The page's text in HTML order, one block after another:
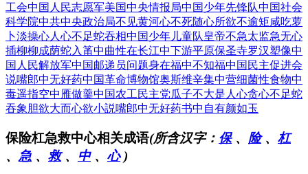
工会中国人民志愿军美国中央情报局中国少年先锋队中国社会
科学院中共中央政治局不见黄河心不死随心所欲不逾矩咸吃萝
卜淡操心人心不足蛇吞相中国少年儿童队皇帝不急太监急无心
插柳柳成荫蛇入筩中曲性在长江中下游平原保圣寺罗汉塑像中
国人民解放军中国邮递员问题身在福中不知福中国民主促进会
说嘴郎中无好药中国革命博物馆奥斯维辛集中营细菌性食物中
毒遥指空中雁做羹中国农工民主党瓜子不大是人心贪心不足蛇
吞象胆欲大而心欲小説嘴郎中无好药书中自有颜如玉
保险杠急救中心相关成语(所含汉字： 保、 险、 杠
、 急 、 救、 中、 心)